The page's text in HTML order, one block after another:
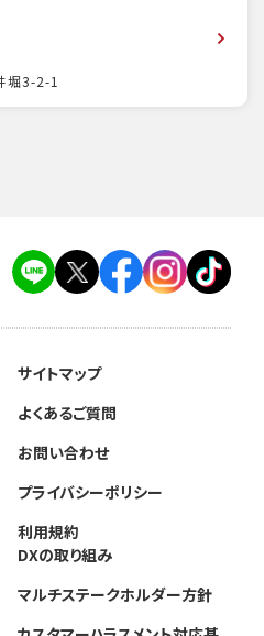
堀3-2-1
サイトマップ
よくあるご質問
お問い合わせ
プライバシーポリシー
利用規約
DXの取り組み
マルチステークホルダー方針